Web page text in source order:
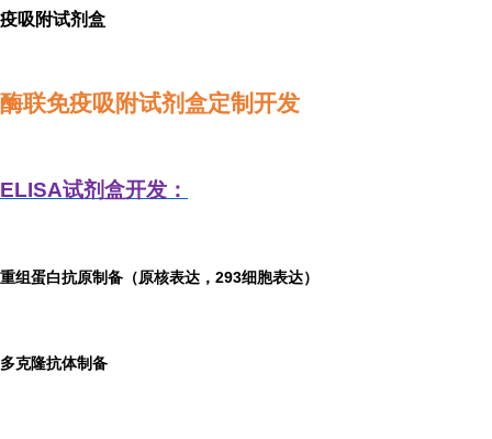
疫吸附试剂盒
酶联免疫吸附试剂盒定制开发
ELISA试剂盒开发：
重组蛋白抗原制备（原核表达，293细胞表达）
多克隆抗体制备